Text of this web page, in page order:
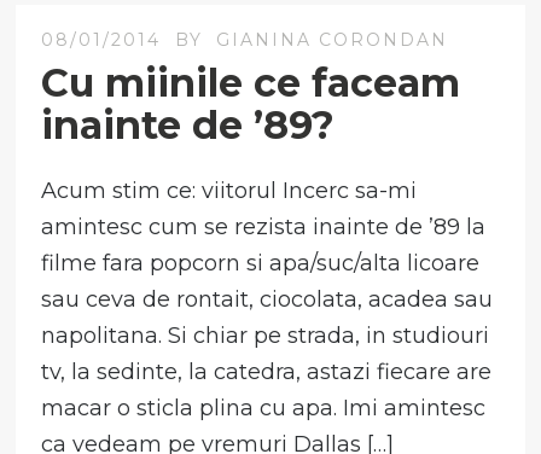
08/01/2014 BY GIANINA CORONDAN
Cu miinile ce faceam
inainte de ’89?
Acum stim ce: viitorul Incerc sa-mi
amintesc cum se rezista inainte de ’89 la
filme fara popcorn si apa/suc/alta licoare
sau ceva de rontait, ciocolata, acadea sau
napolitana. Si chiar pe strada, in studiouri
tv, la sedinte, la catedra, astazi fiecare are
macar o sticla plina cu apa. Imi amintesc
ca vedeam pe vremuri Dallas […]